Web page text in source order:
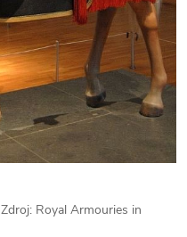
Zdroj: Royal Armouries in